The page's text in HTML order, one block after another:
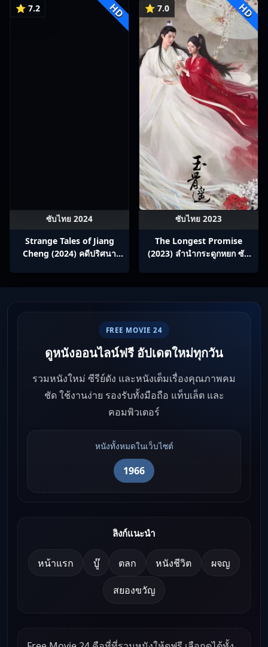
⭐ 7.2 HD
ซับไทย 2024
Strange Tales of Jiang
Cheng (2024) คดีปริศนา
⭐ 7.0 HD
ซับไทย 2023
The Longest Promise
(2023) ลำนำกระดูกหยก ซับ
FREE MOVIE 24
ดูหนังออนไลน์ฟรี อัปเดตใหม่ทุกวัน
รวมหนังใหม่ ซีรีย์ดัง และหนังเต็มเรื่องคุณภาพคม
ชัด ใช้งานง่าย รองรับทั้งมือถือ แท็บเล็ต และ
คอมพิวเตอร์
หนังทั้งหมดในเว็บไซต์
1966
ลิงก์แนะนำ
หน้าแรก บู๊ ตลก หนังชีวิต ผจญ
สยองขวัญ